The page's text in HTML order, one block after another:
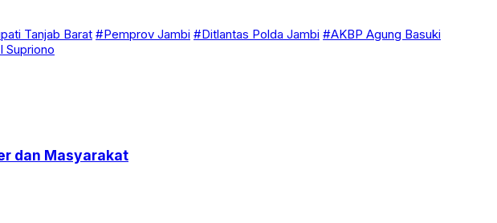
Tanjab Barat #Pemprov Jambi #Ditlantas Polda Jambi #AKBP Agung Basuki
Supriono
dan Masyarakat